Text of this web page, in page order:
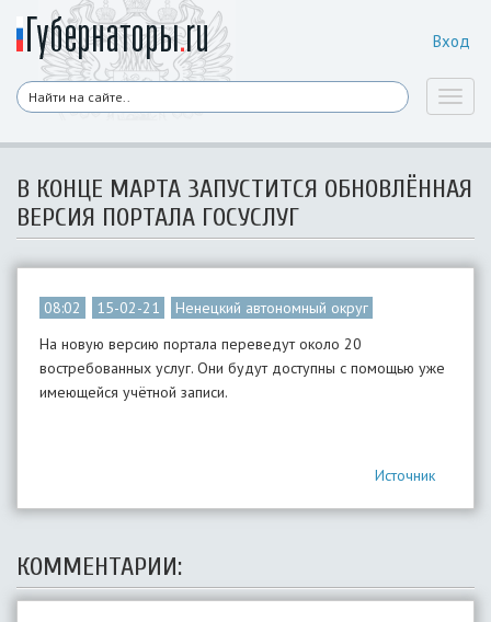
Вход
В КОНЦЕ МАРТА ЗАПУСТИТСЯ ОБНОВЛЁННАЯ
ВЕРСИЯ ПОРТАЛА ГОСУСЛУГ
08:02 15-02-21
Ненецкий автономный округ
На новую версию портала переведут около 20
востребованных услуг. Они будут доступны с помощью уже
имеющейся учётной записи.
Источник
КОММЕНТАРИИ: